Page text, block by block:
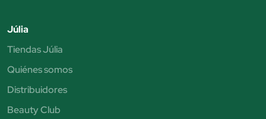
Júlia
Tiendas Júlia
Quiénes somos
Distribuidores
Beauty Club